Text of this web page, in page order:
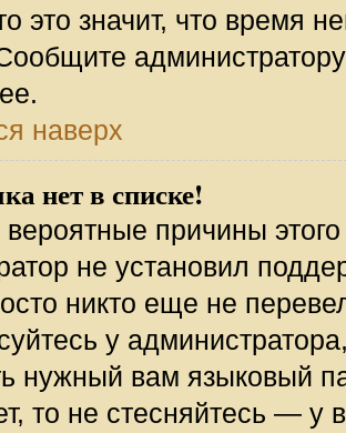
это значит, что время
наверх
нет в списке!
причины этого
не установил
никто еще не
у
нужный вам языковый
то не стесняйтесь — у